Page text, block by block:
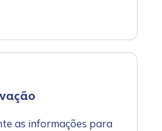
as informações para